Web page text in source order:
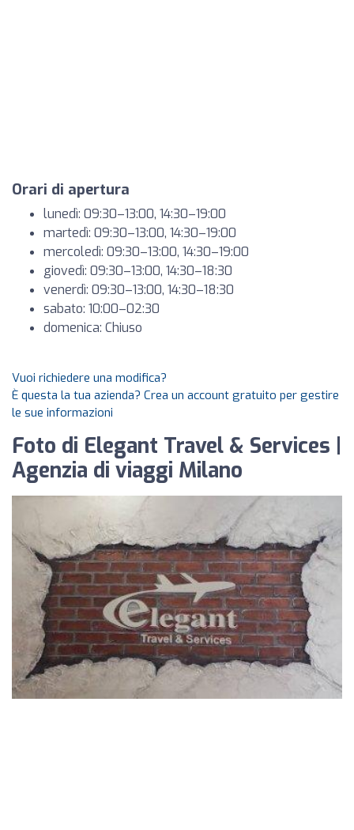
Orari di apertura
lunedì: 09:30–13:00, 14:30–19:00
martedì: 09:30–13:00, 14:30–19:00
mercoledì: 09:30–13:00, 14:30–19:00
giovedì: 09:30–13:00, 14:30–18:30
venerdì: 09:30–13:00, 14:30–18:30
sabato: 10:00–02:30
domenica: Chiuso
Vuoi richiedere una modifica?
È questa la tua azienda? Crea un account gratuito per gestire
le sue informazioni
Foto di Elegant Travel & Services |
Agenzia di viaggi Milano